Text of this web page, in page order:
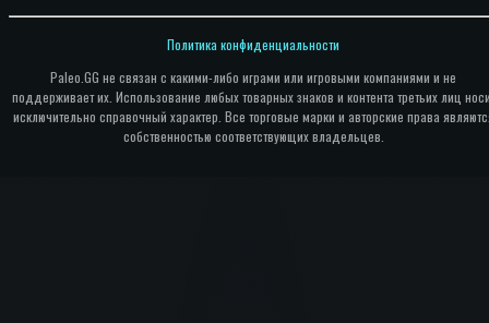
Paleo.GG не связан с какими-либо играми или игровыми компаниями и не
поддерживает их. Использование любых товарных знаков и контента третьих лиц
исключительно справочный характер. Все торговые марки и авторские права
собственностью соответствующих владельцев.
Политика конфиденциальности